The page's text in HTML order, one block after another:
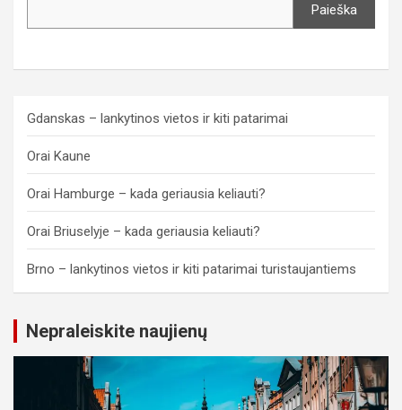
Paieška
Gdanskas – lankytinos vietos ir kiti patarimai
Orai Kaune
Orai Hamburge – kada geriausia keliauti?
Orai Briuselyje – kada geriausia keliauti?
Brno – lankytinos vietos ir kiti patarimai turistaujantiems
Nepraleiskite naujienų